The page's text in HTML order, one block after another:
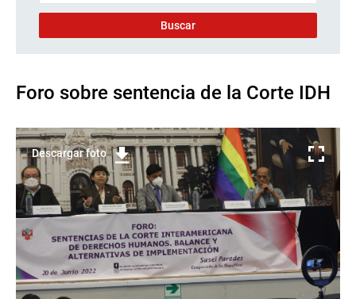
Foro sobre sentencia de la Corte IDH
Descargar foto